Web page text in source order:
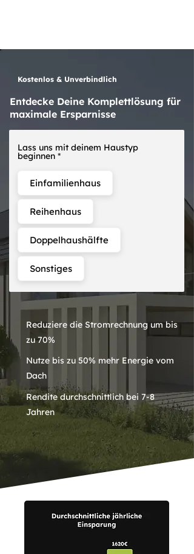
Kostenlos & Unverbindlich
Entdecke Deine Komplettlösung für
maximale Ersparnisse
Lass uns mit deinem Haustyp
beginnen
Einfamilienhaus
Reihenhaus
Doppelhaushälfte
Sonstiges
Reduziere die Stromrechnung um bis
zu 70%
Nutze bis zu 50% mehr Energie vom
Dach
Rendite durchschnittlich bei 7-8
Jahren